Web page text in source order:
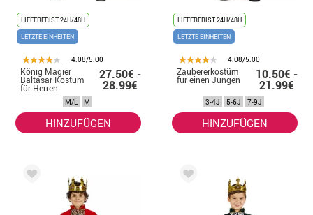
LIEFERFRIST 24H/48H
LETZTE EINHEITEN
4.08/5.00
König Magier
Baltasar Kostüm
für Herren
27.50€ -
28.99€
M/L M
HINZUFÜGEN
LIEFERFRIST 24H/48H
LETZTE EINHEITEN
4.08/5.00
Zaubererkostüm
für einen Jungen 10.50€ -
21.99€
3-4J 5-6J 7-9J
HINZUFÜGEN